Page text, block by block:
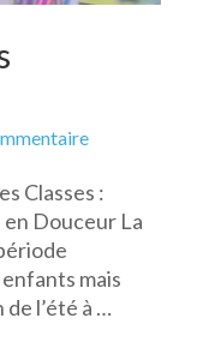
sur
Rentrée
des
Classes :
Douceur La
mais
l’été à …